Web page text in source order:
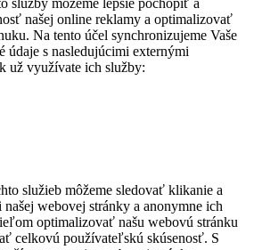
služby môžeme lepšie pochopiť a
našej online reklamy a optimalizovať
Na tento účel synchronizujeme Vaše
údaje s nasledujúcimi externými
už využívate ich služby:
služieb môžeme sledovať klikanie a
webovej stránky a anonymne ich
optimalizovať našu webovú stránku
celkovú používateľskú skúsenosť. S